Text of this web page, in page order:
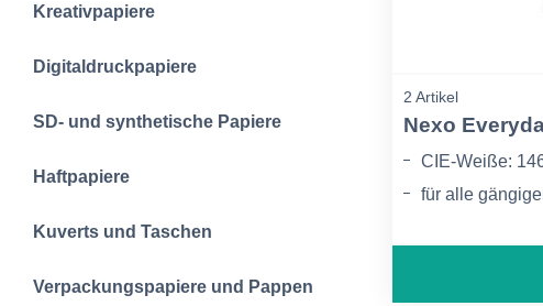
Kreativpapiere
Digitaldruckpapiere
SD- und synthetische Papiere
Haftpapiere
Kuverts und Taschen
Verpackungspapiere und Pappen
2 Artikel
Nexo
CIE-Weiße:
für alle